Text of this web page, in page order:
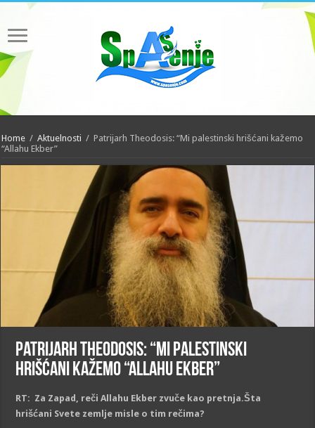
Home / Aktuelnosti / Patrijarh Theodosis: “Mi palestinski hrišćani kažemo
“Allahu Ekber”
Patrijarh Theodosis: “Mi palestinski
hrišćani kažemo “Allahu Ekber”
RT: Za Zapad, reči Allahu Ekber zvuče kao pretnja.Šta
hrišćani Svete zemlje misle o tim rečima?